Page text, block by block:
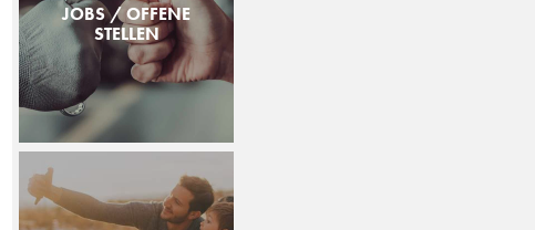
JOBS / OFFENE
STELLEN